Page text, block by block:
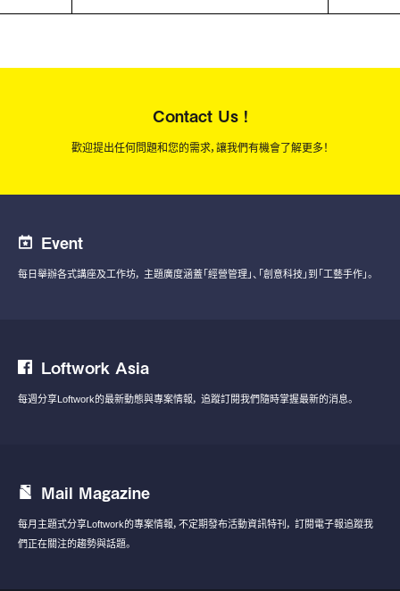
Contact Us !
歡迎提出任何問題和您的需求，讓我們有機會了解更多！
Event
每日舉辦各式講座及工作坊， 主題廣度涵蓋「經營管理」、「創意科技」到「工藝手作」。
Loftwork Asia
每週分享Loftwork的最新動態與專案情報， 追蹤訂閱我們隨時掌握最新的消息。
Mail Magazine
每月主題式分享Loftwork的專案情報，不定期發布活動資訊特刊， 訂閱電子報追蹤我
們正在關注的趨勢與話題。